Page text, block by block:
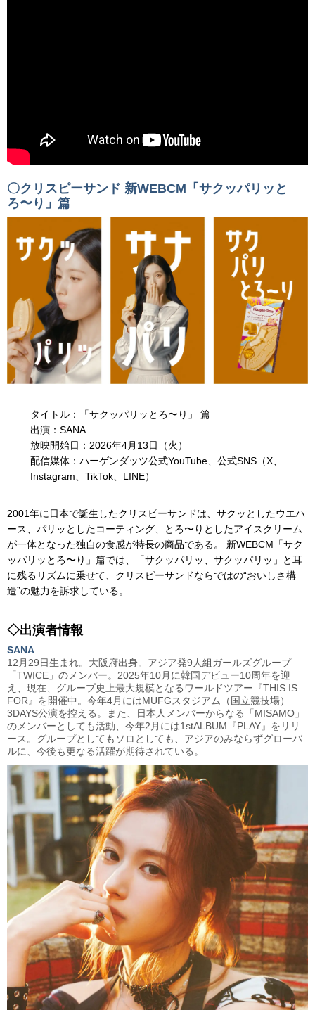
〇クリスピーサンド 新WEBCM「サクッパリッと
ろ〜り」篇
タイトル：「サクッパリッとろ〜り」 篇
出演：SANA
放映開始日：2026年4月13日（火）
配信媒体：ハーゲンダッツ公式YouTube、公式SNS（X、
Instagram、TikTok、LINE）
2001年に日本で誕生したクリスピーサンドは、サクッとしたウエハ
ース、パリッとしたコーティング、とろ〜りとしたアイスクリーム
が一体となった独自の食感が特長の商品である。 新WEBCM「サク
ッパリッとろ〜り」篇では、「サクッパリッ、サクッパリッ」と耳
に残るリズムに乗せて、クリスピーサンドならではの“おいしさ構
造”の魅力を訴求している。
◇出演者情報
SANA
12月29日生まれ。大阪府出身。アジア発9人組ガールズグループ
「TWICE」のメンバー。2025年10月に韓国デビュー10周年を迎
え、現在、グループ史上最大規模となるワールドツアー『THIS IS
FOR』を開催中。今年4月にはMUFGスタジアム（国立競技場）
3DAYS公演を控える。また、日本人メンバーからなる「MISAMO」
のメンバーとしても活動、今年2月には1stALBUM『PLAY』をリリ
ース。グループとしてもソロとしても、アジアのみならずグローバ
ルに、今後も更なる活躍が期待されている。